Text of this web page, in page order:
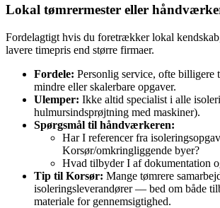
Lokal tømrermester eller
Fordelagtigt hvis du foretrækker lokal
lavere timepris end større firmaer.
Fordele: Personlig service, ofte billigere
mindre eller skalerbare opgaver.
Ulemper: Ikke altid specialist i alle
hulmursindsprøjtning med maskiner).
Spørgsmål til håndværkeren:
Har I referencer fra
Korsør/omkringliggende byer?
Hvad tilbyder I af dokumentation
Tip til Korsør: Mange tømrere
isoleringsleverandører — bed om både
materiale for gennemsigtighed.